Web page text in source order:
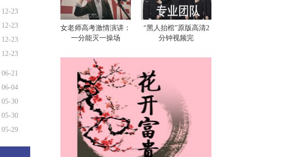
12-23
12-23
12-23
12-23
06-21
06-04
05-30
05-30
05-29
女老师高考激情演讲：
一分能灭一操场
“黑人抬棺”原版高清2
分钟视频完